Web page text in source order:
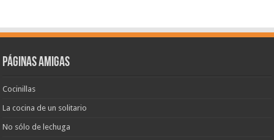
Páginas amigas
Cocinillas
La cocina de un solitario
No sólo de lechuga